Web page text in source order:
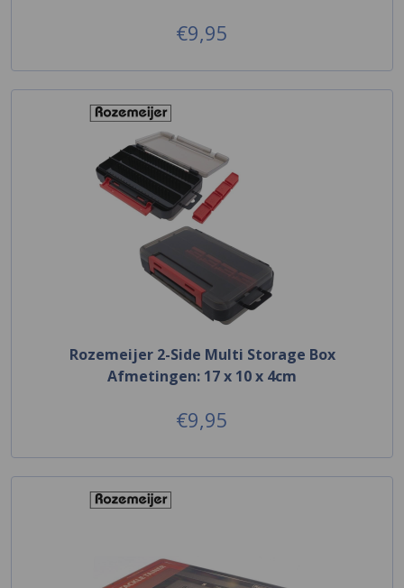
€9,95
Rozemeijer 2-Side Multi Storage Box
Afmetingen: 17 x 10 x 4cm
€9,95